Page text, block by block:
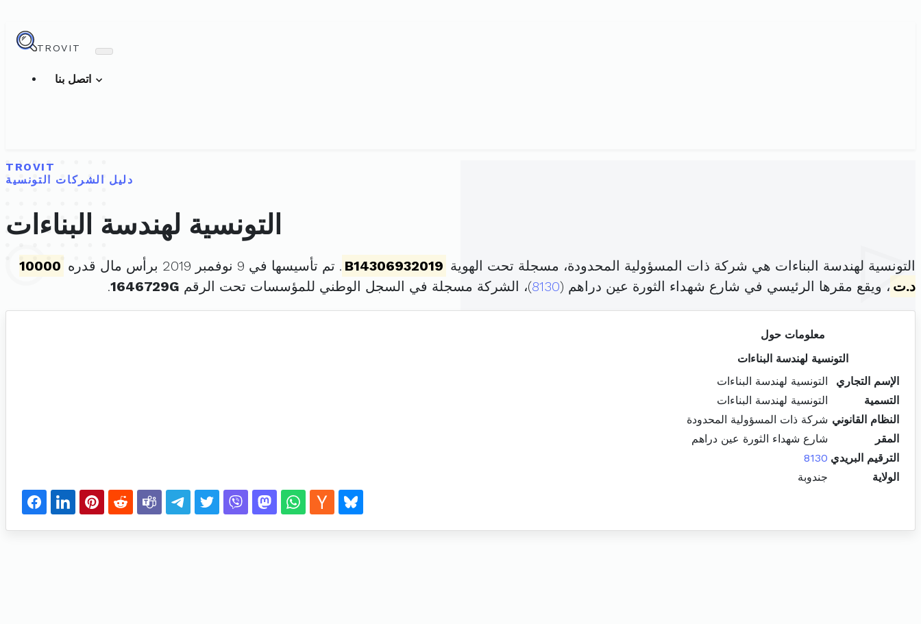
TROVIT
TROVIT
دليل الشركات التونسية
التونسية لهندسة البناءات
التونسية لهندسة البناءات هي شركة ذات المسؤولية المحدودة، مسجلة تحت الهوية B14306932019 . تم تأسيسها في 9 نوفمبر 2019 برأس مال قدره
10000
د.ت ، ويقع مقرها الرئيسي في شارع شهداء الثورة عين دراهم (8130)، الشركة مسجلة في السجل الوطني للمؤسسات تحت الرقم 1646729G
.
معلومات حول
التونسية لهندسة البناءات
الإسم التجاري
التونسية لهندسة البناءات
التسمية
التونسية لهندسة البناءات
النظام القانوني شركة ذات المسؤولية المحدودة
المقر
شارع شهداء الثورة عين دراهم
الترقيم البريدي 8130
الولاية
جندوبة